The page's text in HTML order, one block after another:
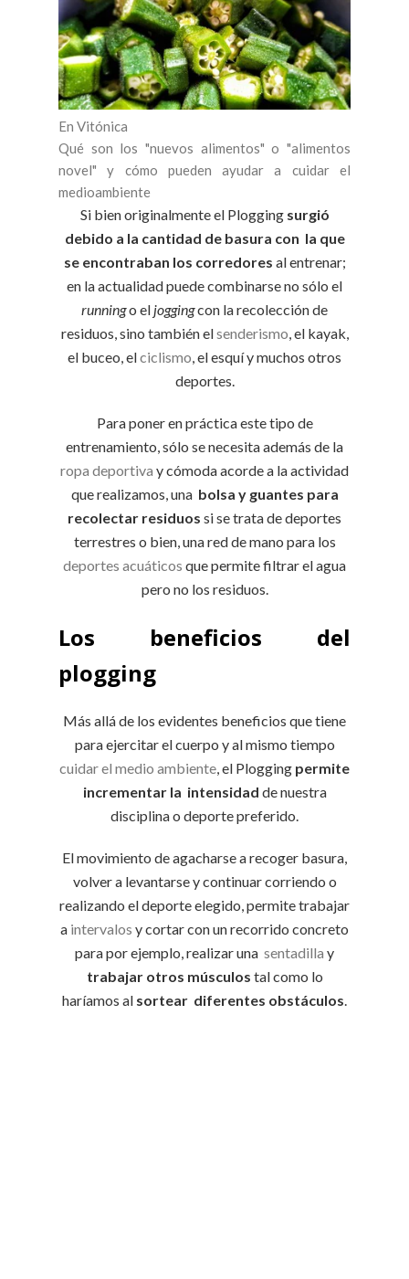
En Vitónica
Qué son los "nuevos alimentos" o "alimentos
novel" y cómo pueden ayudar a cuidar el
medioambiente
Si bien originalmente el Plogging surgió
debido a la cantidad de basura con la que
se encontraban los corredores al entrenar;
en la actualidad puede combinarse no sólo el
runningo el joggingcon la recolección de
residuos, sino también elsenderismo, el kayak,
el buceo, elciclismo, el esquí y muchos otros
deportes.
Para poner en práctica este tipo de
entrenamiento, sólo se necesita además de la
ropa deportiva y cómoda acorde a la actividad
que realizamos, una bolsa y guantes para
recolectar residuos si se trata de deportes
terrestres o bien, una red de mano para los
deportes acuáticos que permite filtrar el agua
pero no los residuos.
Los beneficios del
plogging
Más allá de los evidentes beneficios que tiene
para ejercitar el cuerpo y al mismo tiempo
cuidar el medio ambiente, el Plogging permite
incrementar la intensidad de nuestra
disciplina o deporte preferido.
El movimiento de agacharse a recoger basura,
volver a levantarse y continuar corriendo o
realizando el deporte elegido, permite trabajar
a intervalos y cortar con un recorrido concreto
para por ejemplo, realizar una sentadilla y
trabajar otros músculos tal como lo
haríamos al sortear diferentes obstáculos.